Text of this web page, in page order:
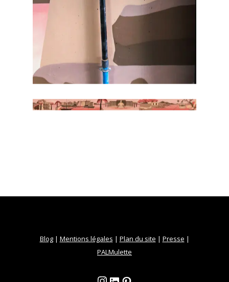
Blog| Mentions légales | Plan du site | Presse |
PALMulette
Instagram
LinkedIn